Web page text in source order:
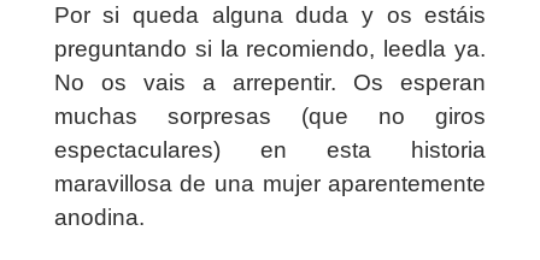
Por si queda alguna duda y os estáis
preguntando si la recomiendo, leedla ya.
No os vais a arrepentir. Os esperan
muchas sorpresas (que no giros
espectaculares) en esta historia
maravillosa de una mujer aparentemente
anodina.